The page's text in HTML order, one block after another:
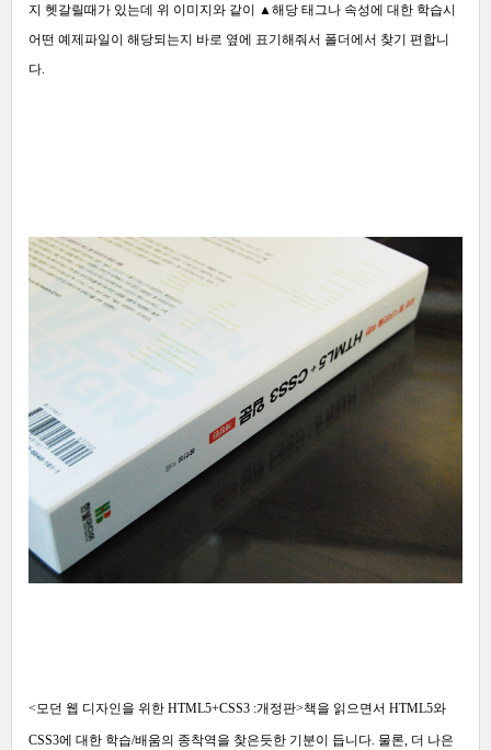
지 헷갈릴때가 있는데 위 이미지와 같이 ▲ 해당 태그나 속성에 대한 학습시
어떤 예제파일이 해당되는지 바로 옆에 표기해줘서 폴더에서 찾기 편합니
다.
<모던 웹 디자인을 위한 HTML5+CSS3 :개정판>책을 읽으면서 HTML5와
CSS3에 대한 학습/배움의 종착역을 찾은듯한 기분이 듭니다. 물론, 더 나은